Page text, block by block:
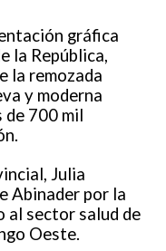
gráfica
la República,
la remozada
y moderna
de 700 mil
Julia
Abinader por la
al sector salud de
Oeste.